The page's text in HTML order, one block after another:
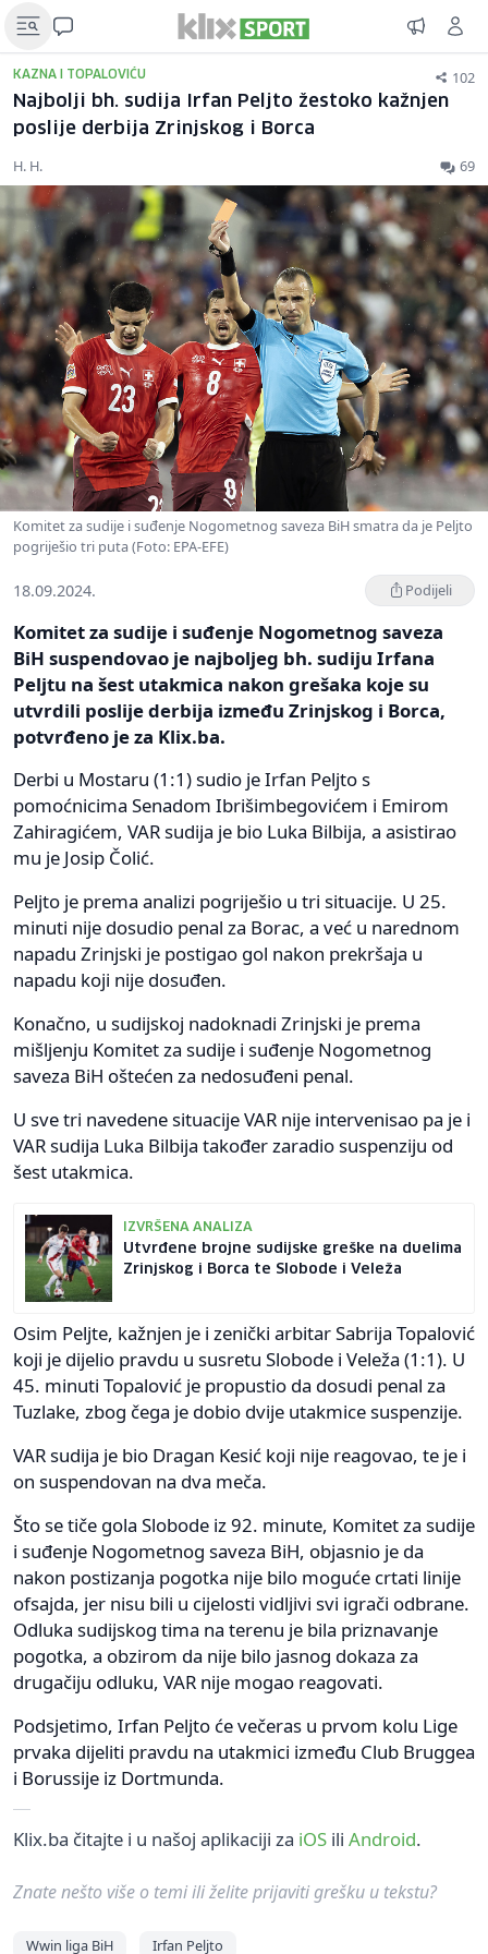
KAZNA I TOPALOVIĆU 102
Najbolji bh. sudija Irfan Peljto žestoko kažnjen
poslije derbija Zrinjskog i Borca
H. H. 69
Komitet za sudije i suđenje Nogometnog saveza BiH smatra da je Peljto
pogriješio tri puta (Foto: EPA-EFE)
18.09.2024. Podijeli
Komitet za sudije i suđenje Nogometnog saveza
BiH suspendovao je najboljeg bh. sudiju Irfana
Peljtu na šest utakmica nakon grešaka koje su
utvrdili poslije derbija između Zrinjskog i Borca,
potvrđeno je za Klix.ba.
Derbi u Mostaru (1:1) sudio je Irfan Peljto s
pomoćnicima Senadom Ibrišimbegovićem i Emirom
Zahiragićem, VAR sudija je bio Luka Bilbija, a asistirao
mu je Josip Čolić.
Peljto je prema analizi pogriješio u tri situacije. U 25.
minuti nije dosudio penal za Borac, a već u narednom
napadu Zrinjski je postigao gol nakon prekršaja u
napadu koji nije dosuđen.
Konačno, u sudijskoj nadoknadi Zrinjski je prema
mišljenju Komitet za sudije i suđenje Nogometnog
saveza BiH oštećen za nedosuđeni penal.
U sve tri navedene situacije VAR nije intervenisao pa je i
VAR sudija Luka Bilbija također zaradio suspenziju od
šest utakmica.
IZVRŠENA ANALIZA
Utvrđene brojne sudijske greške na duelima
Zrinjskog i Borca te Slobode i Veleža
Osim Peljte, kažnjen je i zenički arbitar Sabrija Topalović
koji je dijelio pravdu u susretu Slobode i Veleža (1:1). U
45. minuti Topalović je propustio da dosudi penal za
Tuzlake, zbog čega je dobio dvije utakmice suspenzije.
VAR sudija je bio Dragan Kesić koji nije reagovao, te je i
on suspendovan na dva meča.
Što se tiče gola Slobode iz 92. minute, Komitet za sudije
i suđenje Nogometnog saveza BiH, objasnio je da
nakon postizanja pogotka nije bilo moguće crtati linije
ofsajda, jer nisu bili u cijelosti vidljivi svi igrači odbrane.
Odluka sudijskog tima na terenu je bila priznavanje
pogotka, a obzirom da nije bilo jasnog dokaza za
drugačiju odluku, VAR nije mogao reagovati.
Podsjetimo, Irfan Peljto će večeras u prvom kolu Lige
prvaka dijeliti pravdu na utakmici između Club Bruggea
i Borussije iz Dortmunda.
Klix.ba čitajte i u našoj aplikaciji za iOS ili Android.
Znate nešto više o temi ili želite prijaviti grešku u tekstu?
Wwin liga BiH Irfan Peljto